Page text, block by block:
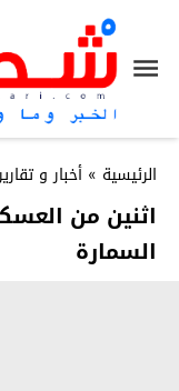
الرئيسية » أخبار و
اثنين من
السمارة